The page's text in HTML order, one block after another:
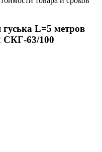
L=5 метров
СКГ-63/100